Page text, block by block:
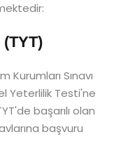
Sınavı
Yeterlilik Testi'ne
başarılı olan
başvuru